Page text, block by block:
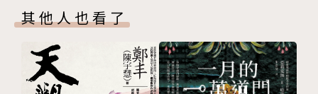
武俠熱情，更吸引電玩與電視競相合作，成為繼金庸、
古龍之後的武俠巨擘。
黃易的武俠小說常以歷史為主軸，更架空整個大時代為
第二十八章 誰是奸邪
第二十九章 卑鄙刺殺
第三十章 虛虛實實
第三十一章 龍泉之主
第三十二章 亦敵亦友
其他人也看了